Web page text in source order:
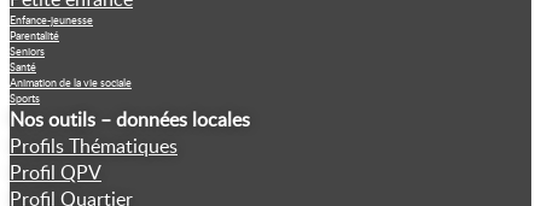
Enfance-jeunesse
Parentalité
Seniors
Santé
Animation de la vie sociale
Sports
Nos outils – données locales
Profils Thématiques
Profil QPV
Profil Quartier